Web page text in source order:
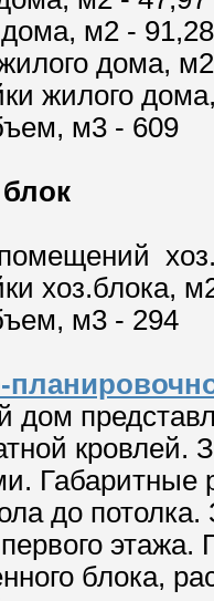
дома, м2 -
дома,
жилого
м3 - 609
хоз.блока,
м3 - 294
кровлей.
Габаритные
до потолка.
этажа.
блока,